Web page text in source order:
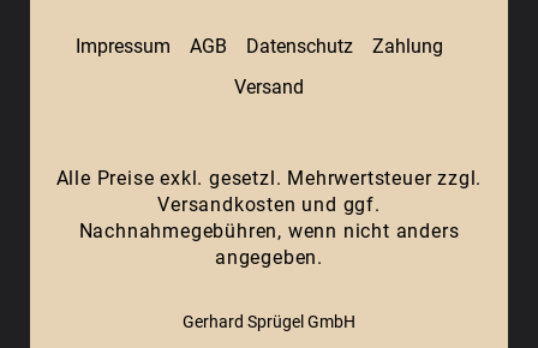
Impressum AGB Datenschutz
Zahlung
Versand
Alle Preise exkl. gesetzl. Mehrwertsteuer zzgl.
Versandkosten und ggf.
Nachnahmegebühren, wenn nicht anders
angegeben.
Gerhard Sprügel GmbH